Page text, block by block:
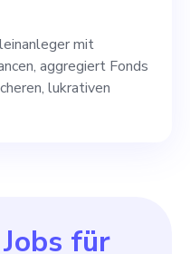
und
4.
in
Verwaltung
mit
aggregiert Fonds
lukrativen
Jobs für